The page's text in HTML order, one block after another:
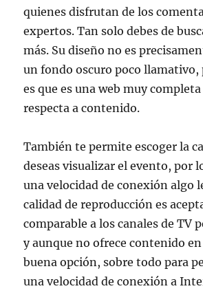
quienes disfrutan de los
expertos. Tan solo debes de
más. Su diseño no es
un fondo oscuro poco llamativo,
es que es una web muy
respecta a contenido.
También te permite escoger la
deseas visualizar el evento, por
una velocidad de conexión algo
calidad de reproducción es
comparable a los canales de TV
y aunque no ofrece contenido en
buena opción, sobre todo para
una velocidad de conexión a